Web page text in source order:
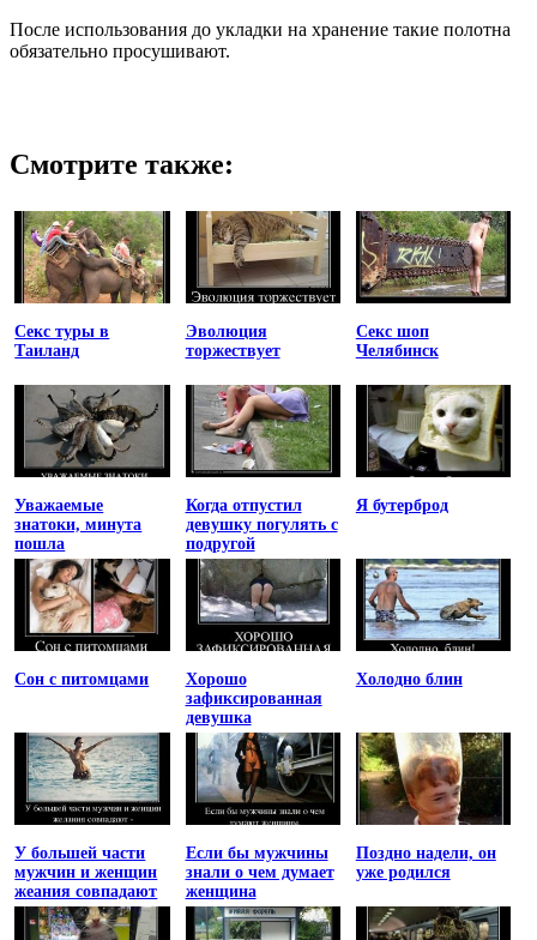
После использования до укладки на хранение такие полотна
обязательно просушивают.
Смотрите также:
Секс туры в
Таиланд
Эволюция
торжествует
Секс шоп
Челябинск
Уважаемые
знатоки, минута
пошла
Когда отпустил
девушку погулять с
подругой
Я бутерброд
Сон с питомцами
Хорошо
зафиксированная
девушка
Холодно блин
У большей части
мужчин и женщин
жеания совпадают
Если бы мужчины
знали о чем думает
женщина
Поздно надели, он
уже родился